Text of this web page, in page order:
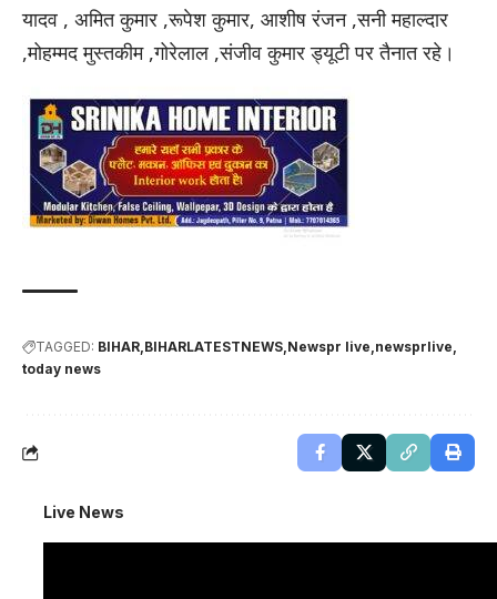
यादव , अमित कुमार ,रूपेश कुमार, आशीष रंजन ,सनी महाल्दार
,मोहम्मद मुस्तकीम ,गोरेलाल ,संजीव कुमार ड्यूटी पर तैनात रहे।
TAGGED: BIHAR BIHARLATESTNEWS Newspr live newsprlive
today news
Live News